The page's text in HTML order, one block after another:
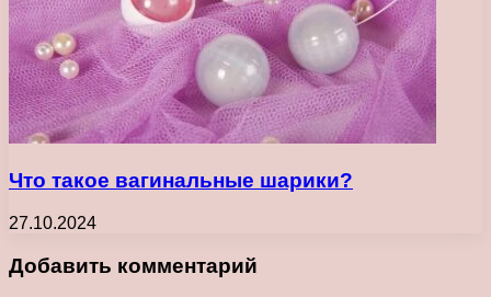
Что такое вагинальные шарики?
27.10.2024
Добавить комментарий